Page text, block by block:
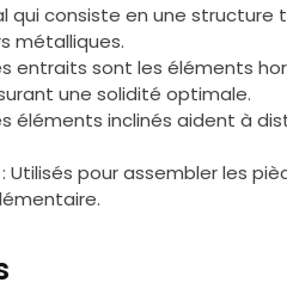
qui consiste en une
métalliques.
entraits sont les éléments
une solidité optimale.
éléments inclinés aident à
: Utilisés pour assembler les